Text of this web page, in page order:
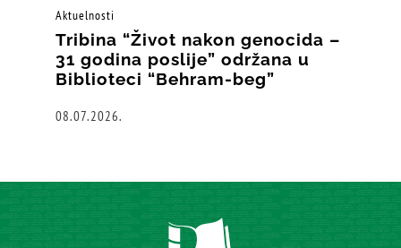
Aktuelnosti
Tribina “Život nakon genocida –
31 godina poslije” održana u
Biblioteci “Behram-beg”
08.07.2026.